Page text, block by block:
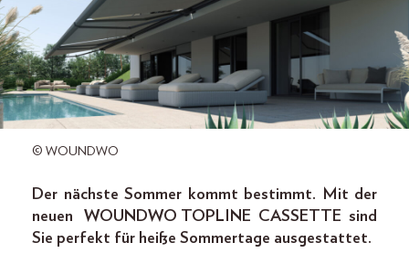
© WOUNDWO
Der nächste Sommer kommt bestimmt. Mit der
neuen WOUNDWO TOPLINE CASSETTE sind
Sie perfekt für heiße Sommertage ausgestattet.